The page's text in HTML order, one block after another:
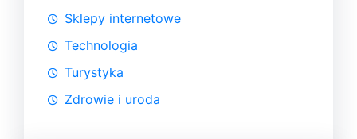
Sklepy internetowe
Technologia
Turystyka
Zdrowie i uroda